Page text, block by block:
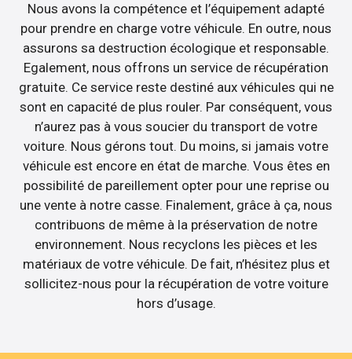
Nous avons la compétence et l’équipement adapté
pour prendre en charge votre véhicule. En outre, nous
assurons sa destruction écologique et responsable.
Egalement, nous offrons un service de récupération
gratuite. Ce service reste destiné aux véhicules qui ne
sont en capacité de plus rouler. Par conséquent, vous
n’aurez pas à vous soucier du transport de votre
voiture. Nous gérons tout. Du moins, si jamais votre
véhicule est encore en état de marche. Vous êtes en
possibilité de pareillement opter pour une reprise ou
une vente à notre casse. Finalement, grâce à ça, nous
contribuons de même à la préservation de notre
environnement. Nous recyclons les pièces et les
matériaux de votre véhicule. De fait, n’hésitez plus et
sollicitez-nous pour la récupération de votre voiture
hors d’usage.